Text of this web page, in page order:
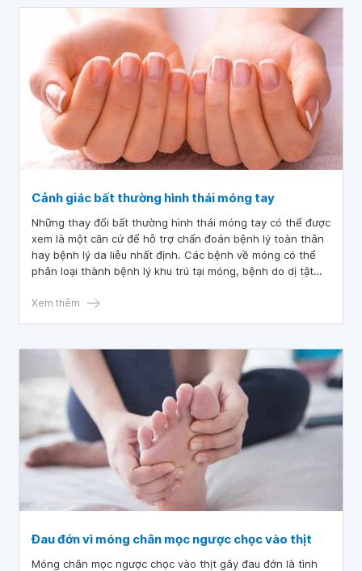
Cảnh giác bất thường hình thái móng tay
Những thay đổi bất thường hình thái móng tay có thể được
xem là một căn cứ để hỗ trợ chẩn đoán bệnh lý toàn thân
hay bệnh lý da liễu nhất định. Các bệnh về móng có thể
phân loại thành bệnh lý khu trú tại móng, bệnh do dị tật
lý toàn thân hay các bệnh về da lan rộng.
Xem thêm
Đau đớn vì móng chân mọc ngược chọc vào thịt
Móng chân mọc ngược chọc vào thịt gây đau đớn là tình